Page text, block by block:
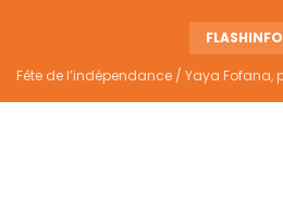
FLASHINFO